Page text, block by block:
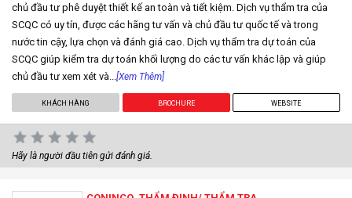
chủ đầu tư phê duyệt thiết kế an toàn và tiết kiệm. Dịch vụ thẩm tra của
SCQC có uy tín, được các hãng tư vấn và chủ đầu tư quốc tế và trong
nước tin cậy, lựa chọn và đánh giá cao. Dịch vụ thẩm tra dự toán của
SCQC giúp kiểm tra dự toán khối lượng do các tư vấn khác lập và giúp
chủ đầu tư xem xét và... [Xem Thêm]
KHÁCH HÀNG BROCHURE WEBSITE
Hãy là người đầu tiên gửi đánh giá.